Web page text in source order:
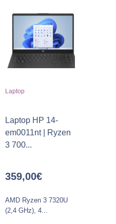
Laptop
Laptop HP 14-
em0011nt | Ryzen
3 700...
359,00€
AMD Ryzen 3 7320U
(2,4 GHz), 4...